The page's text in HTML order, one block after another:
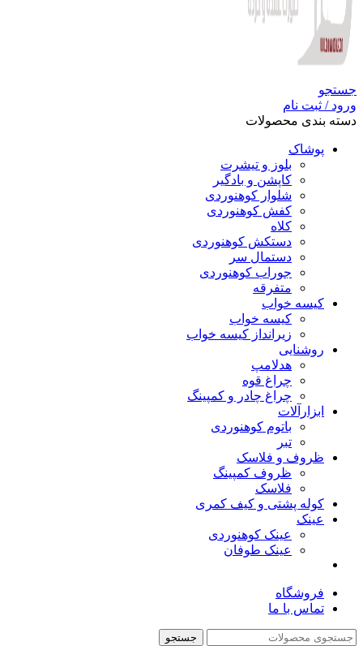
جستجو
ورود / ثبت نام
دسته بندی محصولات
پوشاک
بلوز و تیشرت
کاپشن و بادگیر
شلوار کوهنوردی
کفش کوهنوردی
کلاه
دستکش کوهنوردی
دستمال سر
جوراب کوهنوردی
متفرقه
کیسه خواب
کیسه خواب
زیرانداز کیسه خواب
روشنایی
هدلامپ
چراغ قوه
چراغ چادر و کمپینگ
ابزارآلات
باتوم کوهنوردی
تبر
ظروف و فلاسک
ظروف کمپینگ
فلاسک
کوله پشتی و کیف کمری
عینک
عینک کوهنوردی
عینک طوفان
فروشگاه
تماس با ما
جستجو